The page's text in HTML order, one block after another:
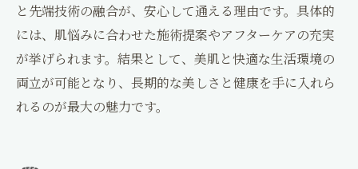
無理なく続ける京田辺フェイシャル活用法
京田辺フェイシャルを無理なく続けるポイ
ント
定期ケアで実感する京田辺フェイシャルの
効果
と先端技術の融合が、安心して通える理由です。具体的
には、肌悩みに合わせた施術提案やアフターケアの充実
が挙げられます。結果として、美肌と快適な生活環境の
両立が可能となり、長期的な美しさと健康を手に入れら
れるのが最大の魅力です。